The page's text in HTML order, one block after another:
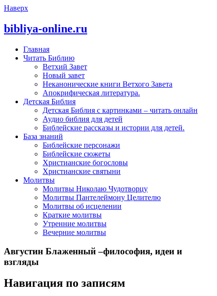
Наверх
bibliya-online.ru
Главная
Читать Библию
Ветхий Завет
Новый завет
Неканонические книги Ветхого Завета
Апокрифическая литература.
Детская Библия
Детская Библия с картинками – читать онлайн
Аудио библия для детей
Библейские рассказы и истории для детей.
База знаний
Библейские персонажи
Библейские сюжеты
Христианские богословы
Христианские святыни
Молитвы
Молитвы Николаю Чудотворцу
Молитвы Пантелеймону Целителю
Молитвы об исцелении
Краткие молитвы
Утренние молитвы
Вечерние молитвы
Августин Блаженный –философия, идеи и
взгляды
Навигация по записям